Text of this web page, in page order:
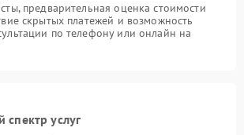
предварительная оценка стоимости
скрытых платежей и возможность
по телефону или онлайн на
услуг